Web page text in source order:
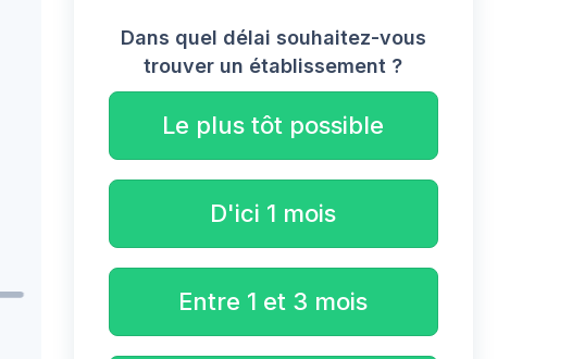
Dans quel délai souhaitez-vous
trouver un établissement ?
Le plus tôt possible
D'ici 1 mois
Entre 1 et 3 mois